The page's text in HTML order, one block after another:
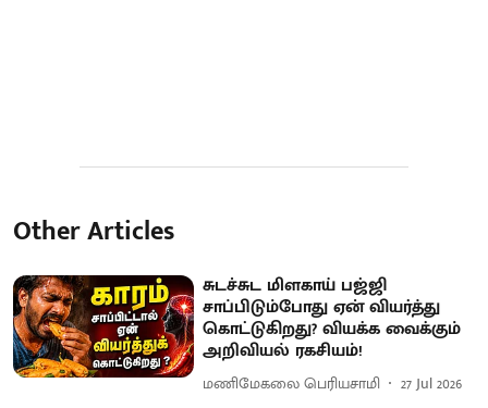
Other Articles
சுடச்சுட மிளகாய் பஜ்ஜி
சாப்பிடும்போது ஏன் வியர்த்து
கொட்டுகிறது? வியக்க வைக்கும்
அறிவியல் ரகசியம்!
மணிமேகலை பெரியசாமி 27 Jul 2026